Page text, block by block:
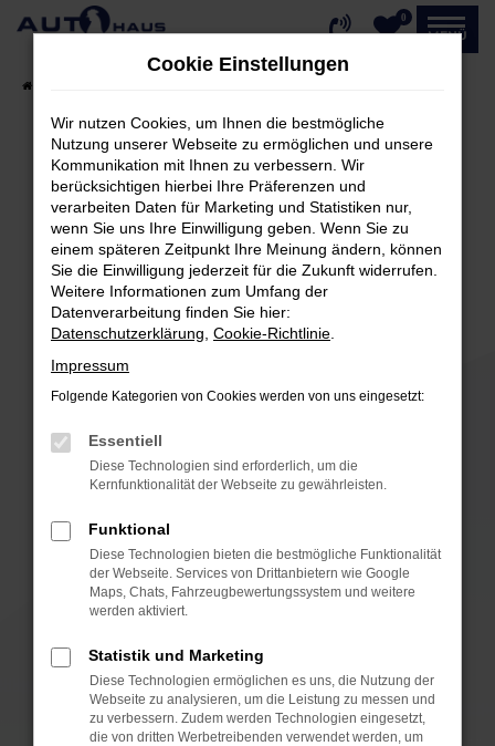
Zum
0
MENÜ
Fehler: Network Error
Beim Laden ist ein Fehler aufgetreten.
Hier sind ein paar Tipps, die dir helfen können:
Überprüfe deine Firewall und deine
Internetverbindung.
Laden andere Webseiten, zum Beispiel deine
Suchmaschine?
Prüfe deine Browsererweiterungen.
können das Laden bestimmter Seiten
verhindern. Funktioniert die Seite in einem
anderen Browser oder in einem privaten
Fenster?
Starte dein Gerät neu.
Das kann manchmal helfen, vorübergehende
Probleme zu beheben.
Betriebssystem auf dem neuesten Stand
sind.
Veraltete Software birgt nicht nur ein
Sicherheitsrisiko, sondern kann auch dazu
Cookie Einstellungen
Wir nutzen Cookies, um Ihnen die bestmögliche
Nutzung unserer Webseite zu ermöglichen und unsere
Kommunikation mit Ihnen zu verbessern. Wir
berücksichtigen hierbei Ihre Präferenzen und
verarbeiten Daten für Marketing und Statistiken nur,
wenn Sie uns Ihre Einwilligung geben. Wenn Sie zu
einem späteren Zeitpunkt Ihre Meinung ändern, können
Sie die Einwilligung jederzeit für die Zukunft widerrufen.
Weitere Informationen zum Umfang der
Datenverarbeitung finden Sie hier:
Datenschutzerklärung Cookie-Richtlinie
Impressum
Folgende Kategorien von Cookies werden von uns eingesetzt:
Essentiell
Diese Technologien sind erforderlich, um die
Kernfunktionalität der Webseite zu gewährleisten.
Funktional
Diese Technologien bieten die bestmögliche Funktionalität
der Webseite. Services von Drittanbietern wie Google
Maps, Chats, Fahrzeugbewertungssystem und weitere
werden aktiviert.
Statistik und Marketing
Diese Technologien ermöglichen es uns, die Nutzung der
Webseite zu analysieren, um die Leistung zu messen und
zu verbessern. Zudem werden Technologien eingesetzt,
die von dritten Werbetreibenden verwendet werden, um